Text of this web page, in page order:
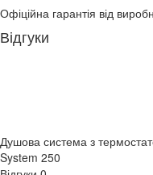
Офіційна гарантія від
Відгуки
Душова система з
System 250